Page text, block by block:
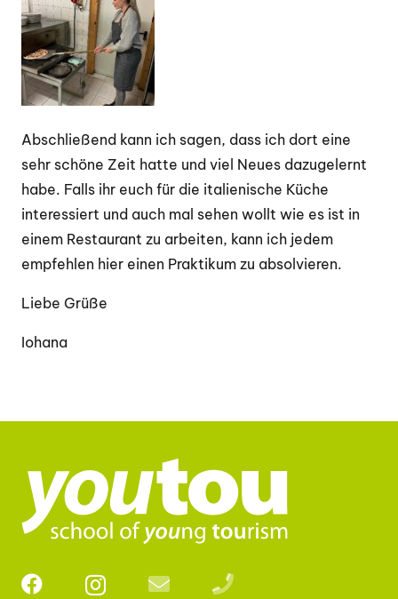
Abschließend kann ich sagen, dass ich dort eine
sehr schöne Zeit hatte und viel Neues dazugelernt
habe. Falls ihr euch für die italienische Küche
interessiert und auch mal sehen wollt wie es ist in
einem Restaurant zu arbeiten, kann ich jedem
empfehlen hier einen Praktikum zu absolvieren.
Liebe Grüße
Iohana